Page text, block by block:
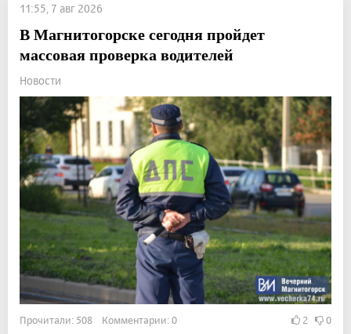
11:55, 7 авг 2026
В Магнитогорске сегодня пройдет
массовая проверка водителей
Новости
Прочитали: 508 Комментарии: 0 2 0